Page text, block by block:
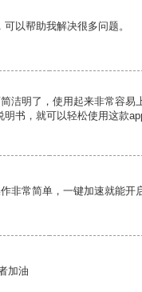
以帮助我解决很多问题。
洁明了，使用起来非常容易
书，就可以轻松使用这款
非常简单，一键加速就能开
加油